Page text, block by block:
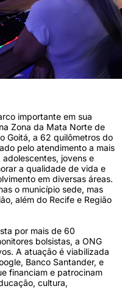
importante em sua
Zona da Mata Norte de
Goitá, a 62 quilômetros do
pelo atendimento a mais
jovens e
a qualidade de vida e
em diversas áreas.
o município sede, mas
além do Recife e Região
por mais de 60
bolsistas, a ONG
A atuação é viabilizada
Banco Santander, e
financiam e patrocinam
cultura,